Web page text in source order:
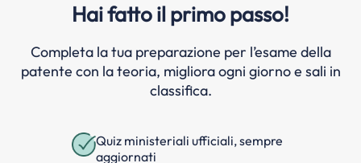
Hai fatto il primo passo!
Completa la tua preparazione per l’esame della
patente con la teoria, migliora ogni giorno e sali in
classifica.
Quiz ministeriali ufficiali, sempre
aggiornati